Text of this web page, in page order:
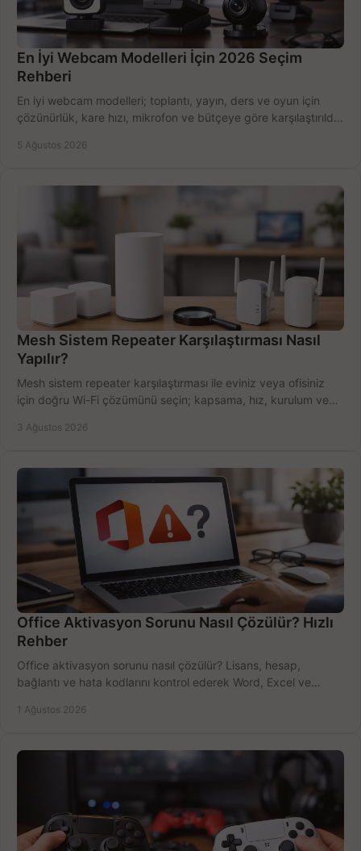
En İyi Webcam Modelleri İçin 2026 Seçim
Rehberi
En iyi webcam modelleri; toplantı, yayın, ders ve oyun için
çözünürlük, kare hızı, mikrofon ve bütçeye göre karşılaştırıldı.
5 Ağustos 2026
Mesh Sistem Repeater Karşılaştırması Nasıl
Yapılır?
Mesh sistem repeater karşılaştırması ile eviniz veya ofisiniz
için doğru Wi-Fi çözümünü seçin; kapsama, hız, kurulum ve
3 Ağustos 2026
Office Aktivasyon Sorunu Nasıl Çözülür? Hızlı
Rehber
Office aktivasyon sorunu nasıl çözülür? Lisans, hesap,
bağlantı ve hata kodlarını kontrol ederek Word, Excel ve
1 Ağustos 2026